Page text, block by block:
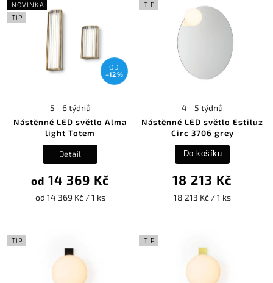
NOVINKA
TIP
OD
–12 %
Nástěnné LED světlo Alma
light Totem
5 - 6 týdnů
od 14 369 Kč
od 14 369 Kč / 1 ks
Detail
TIP
Nástěnné LED světlo Estiluz
Circ 3706 grey
4 - 5 týdnů
18 213 Kč
18 213 Kč / 1 ks
Do košíku
TIP TIP